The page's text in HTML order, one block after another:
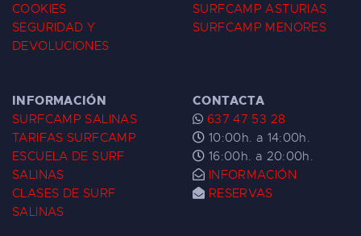
COOKIES
SEGURIDAD Y
DEVOLUCIONES
SURFCAMP ASTURIAS
SURFCAMP MENORES
INFORMACIÓN
SURFCAMP SALINAS
TARIFAS SURFCAMP
ESCUELA DE SURF
SALINAS
CLASES DE SURF
SALINAS
CONTACTA
637 47 53 28
10:00h. a 14:00h.
16:00h. a 20:00h.
INFORMACIÓN
RESERVAS